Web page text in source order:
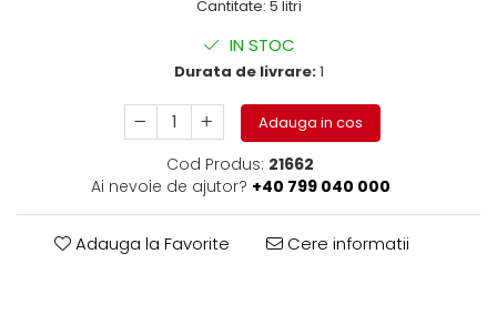
Motoare electrice si pompe
Cilindru hidraulic si burduf
Electrice
Cantitate: 5 litri
IN STOC
Durata de livrare:1
Adauga in cos
Cod Produs: 21662
Ai nevoie de ajutor? +40 799 040 000
Adauga la Favorite Cere informatii